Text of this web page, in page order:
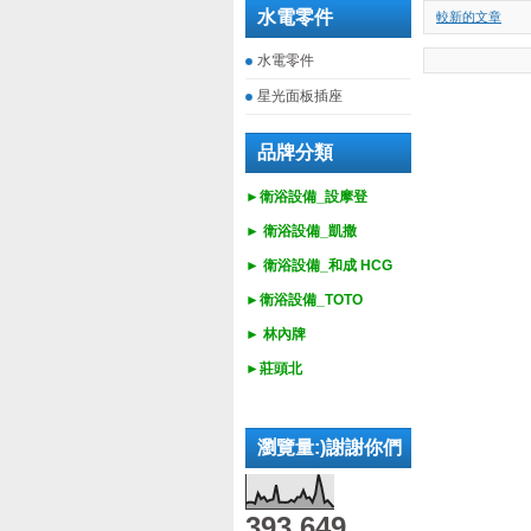
水電零件
水電零件
星光面板插座
品牌分類
►衛浴設備_設摩登
► 衛浴設備_ 凱撒
► 衛浴設備_ 和成 HCG
►衛浴設備_ TOTO
► 林內牌
►莊頭北
瀏覽量:)謝謝你們
較新的文章